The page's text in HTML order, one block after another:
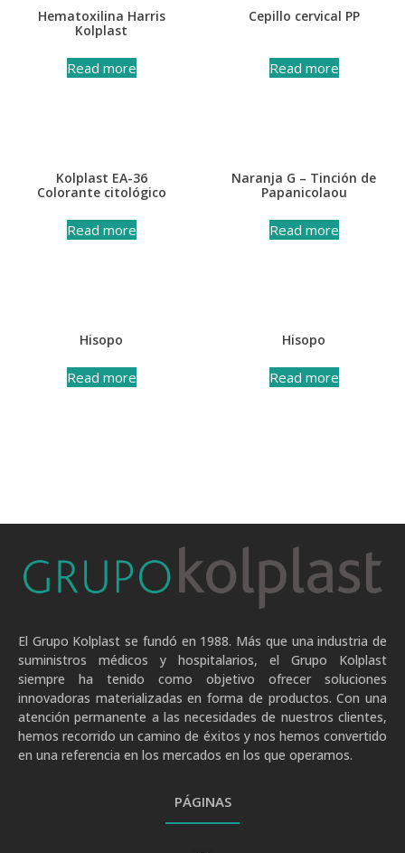
Hematoxilina Harris
Kolplast
Read more
Cepillo cervical PP
Read more
Kolplast EA-36
Colorante citológico
Read more
Naranja G – Tinción de
Papanicolaou
Read more
Hisopo
Read more
Hisopo
Read more
El Grupo Kolplast se fundó en 1988. Más que una industria de
suministros médicos y hospitalarios, el Grupo Kolplast
siempre ha tenido como objetivo ofrecer soluciones
innovadoras materializadas en forma de productos. Con una
atención permanente a las necesidades de nuestros clientes,
hemos recorrido un camino de éxitos y nos hemos convertido
en una referencia en los mercados en los que operamos.
PÁGINAS